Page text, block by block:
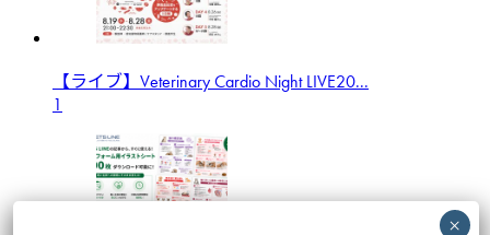
【ライブ】Veterinary Cardio Night LIVE20...
1